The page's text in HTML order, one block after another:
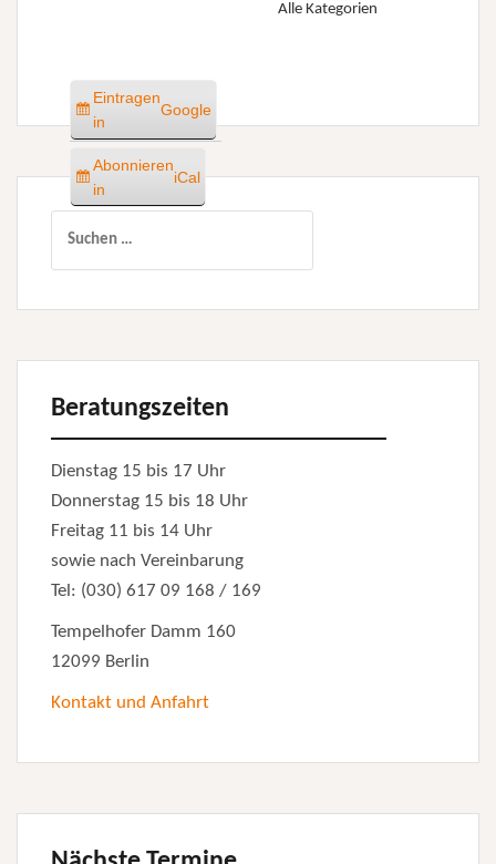
Alle Kategorien
Eintragen
in
Google
Abonnieren
in
iCal
Beratungszeiten
Dienstag 15 bis 17 Uhr
Donnerstag 15 bis 18 Uhr
Freitag 11 bis 14 Uhr
sowie nach Vereinbarung
Tel: (030) 617 09 168 / 169
Tempelhofer Damm 160
12099 Berlin
Kontakt und Anfahrt